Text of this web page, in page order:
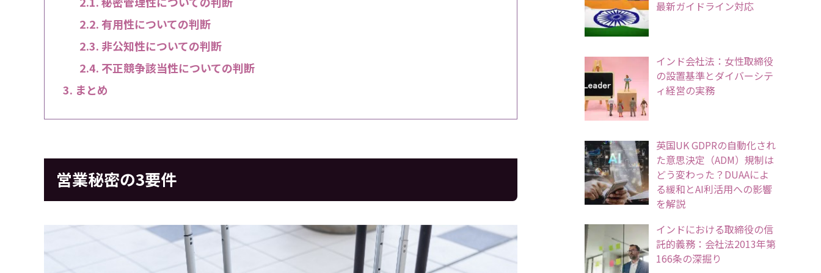
有用性についての判断
非公知性についての判断
不正競争該当性についての判断
まとめ
営業秘密の3要件
最新ガイドライン対応
インド会社法：女性取締役
の設置基準とダイバーシテ
ィ経営の実務
英国UK GDPRの自動化され
た意思決定（ADM）規制は
どう変わった？DUAAによ
る緩和とAI利活用への影響
を解説
インドにおける取締役の信
託的義務：会社法2013年第
166条の深掘り